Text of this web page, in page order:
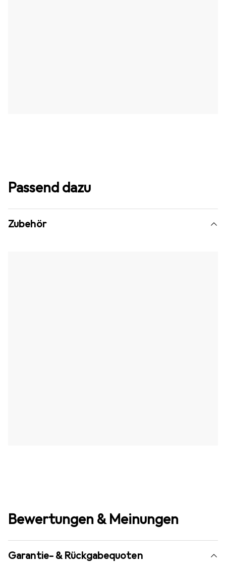
Passend dazu
Zubehör
Bewertungen & Meinungen
Garantie- & Rückgabequoten